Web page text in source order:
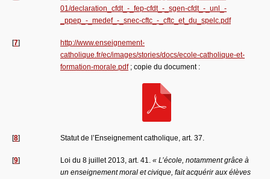
01/declaration_cfdt_-_fep-cfdt_-_sgen-cfdt_-_unl_-
_ppep_-_medef_-_snec-cftc_-_cftc_et_du_spelc.pdf
[7]
http://www.enseignement-
catholique.fr/ec/images/stories/docs/ecole-catholique-et-
formation-morale.pdf; copie du document :
[8] Statut de l’Enseignement catholique, art. 37.
[9] Loi du 8 juillet 2013, art. 41. « L’école, notamment grâce à
un enseignement moral et civique, fait acquérir aux élèves